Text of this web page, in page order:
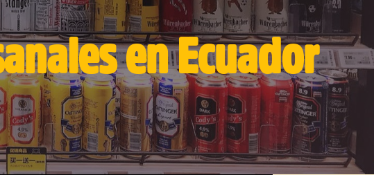
en Ecuador